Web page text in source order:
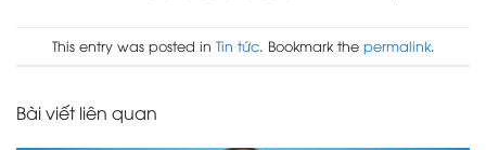
This entry was posted in Tin tức. Bookmark the permalink.
Bài viết liên quan